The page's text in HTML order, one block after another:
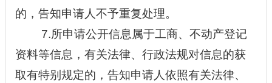
的，告知申请人不予重复处理。
7.所申请公开信息属于工商、不动产登记
资料等信息，有关法律、行政法规对信息的获
取有特别规定的，告知申请人依照有关法律、